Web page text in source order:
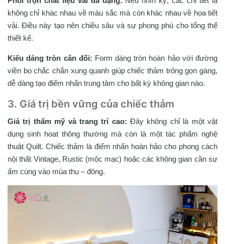
không chỉ khác nhau về màu sắc mà còn khác nhau về họa tiết
vải. Điều này tạo nên chiều sâu và sự phong phú cho tổng thể
thiết kế.
Kiểu dáng tròn cân đối: Form dáng tròn hoàn hảo với đường
viền bo chắc chắn xung quanh giúp chiếc thảm trông gọn gàng,
dễ dàng tạo điểm nhấn trung tâm cho bất kỳ không gian nào.
3. Giá trị bền vững của chiếc thảm
Giá trị thẩm mỹ và trang trí cao: Đây không chỉ là một vật
dụng sinh hoạt thông thường mà còn là một tác phẩm nghệ
thuật Quilt. Chiếc thảm là điểm nhấn hoàn hảo cho phong cách
nội thất Vintage, Rustic (mộc mạc) hoặc các không gian cần sự
ấm cúng vào mùa thu – đông.